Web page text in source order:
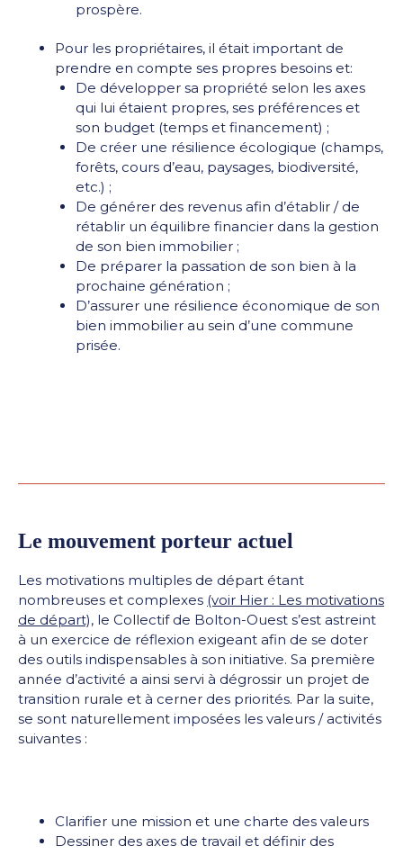
prospère.
Pour les propriétaires, il était important de
prendre en compte ses propres besoins et:
De développer sa propriété selon les axes
qui lui étaient propres, ses préférences et
son budget (temps et financement) ;
De créer une résilience écologique (champs,
forêts, cours d’eau, paysages, biodiversité,
etc.) ;
De générer des revenus afin d’établir / de
rétablir un équilibre financier dans la gestion
de son bien immobilier ;
De préparer la passation de son bien à la
prochaine génération ;
D’assurer une résilience économique de son
bien immobilier au sein d’une commune
prisée.
Le mouvement porteur actuel
Les motivations multiples de départ étant
nombreuses et complexes (voir Hier : Les motivations
de départ), le Collectif de Bolton-Ouest s’est astreint
à un exercice de réflexion exigeant afin de se doter
des outils indispensables à son initiative. Sa première
année d’activité a ainsi servi à dégrossir un projet de
transition rurale et à cerner des priorités. Par la suite,
se sont naturellement imposées les valeurs / activités
suivantes :
Clarifier une mission et une charte des valeurs
Dessiner des axes de travail et définir des